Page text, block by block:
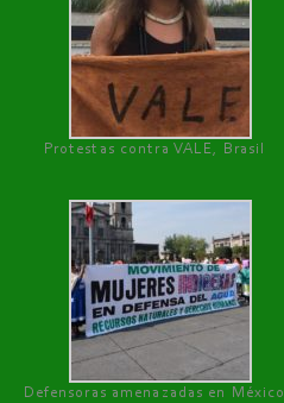
Protestas contra VALE, Brasil
Defensoras amenazadas en México